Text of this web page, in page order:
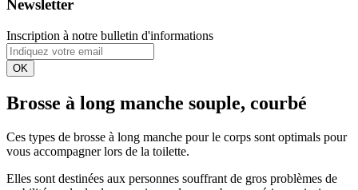
Newsletter
Inscription à notre bulletin d'informations
OK
Brosse à long manche souple, courbé
Ces types de brosse à long manche pour le corps sont optimals pour
vous accompagner lors de la toilette.
Elles sont destinées aux personnes souffrant de gros problèmes de